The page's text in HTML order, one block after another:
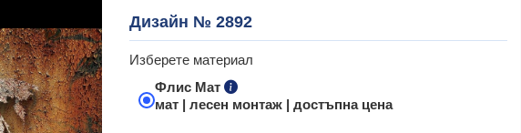
Дизайн № 2892
Изберете материал
Флис Мат
мат | лесен монтаж | достъпна цена